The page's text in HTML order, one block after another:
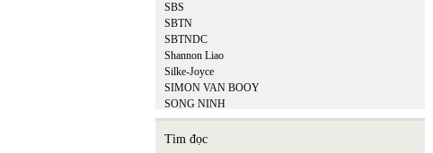
SBS
SBTN
SBTNDC
Shannon Liao
Silke-Joyce
SIMON VAN BOOY
SONG NINH
SONG THAO
SUZANNE WANG
Tìm đọc